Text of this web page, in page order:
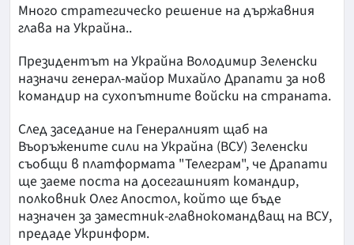
Много стратегическо решение на държавния
глава на Украйна..
Президентът на Украйна Володимир Зеленски
назначи генерал-майор Михайло Драпати за нов
командир на сухопътните войски на страната.
След заседание на Генералният щаб на
Въоръжените сили на Украйна (ВСУ) Зеленски
съобщи в платформата "Телеграм", че Драпати
ще заеме поста на досегашният командир,
полковник Олег Апостол, който ще бъде
назначен за заместник-главнокомандващ на ВСУ,
предаде Укринформ.